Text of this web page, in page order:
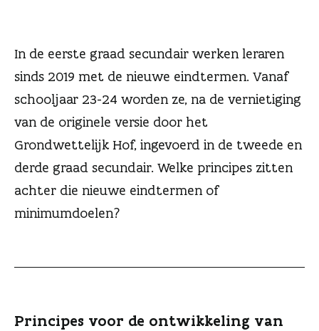
In de eerste graad secundair werken leraren
sinds 2019 met de nieuwe eindtermen. Vanaf
schooljaar 23-24 worden ze, na de vernietiging
van de originele versie door het
Grondwettelijk Hof, ingevoerd in de tweede en
derde graad secundair. Welke principes zitten
achter die nieuwe eindtermen of
minimumdoelen?
Principes voor de ontwikkeling van